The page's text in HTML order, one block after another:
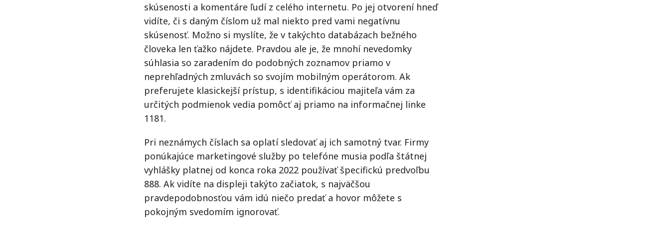
skúsenosti a komentáre ľudí z celého internetu. Po jej otvorení hneď
vidíte, či s daným číslom už mal niekto pred vami negatívnu
skúsenosť. Možno si myslíte, že v takýchto databázach bežného
človeka len ťažko nájdete. Pravdou ale je, že mnohí nevedomky
súhlasia so zaradením do podobných zoznamov priamo v
neprehľadných zmluvách so svojím mobilným operátorom. Ak
preferujete klasickejší prístup, s identifikáciou majiteľa vám za
určitých podmienok vedia pomôcť aj priamo na informačnej linke
1181.
Pri neznámych číslach sa oplatí sledovať aj ich samotný tvar. Firmy
ponúkajúce marketingové služby po telefóne musia podľa štátnej
vyhlášky platnej od konca roka 2022 používať špecifickú predvoľbu
888. Ak vidíte na displeji takýto začiatok, s najväčšou
pravdepodobnosťou vám idú niečo predať a hovor môžete s
pokojným svedomím ignorovať.